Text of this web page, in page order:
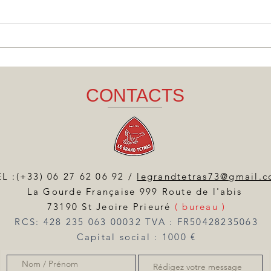
plastiqueCONTACTS
:(+33) 06 27 62 06 92 /
La Gourde Française 999 Route de l'abis
73190 St Jeoire Prieuré ( bureau )
RCS: 428 235 063 00032 TVA : FR50428235063
Capital social : 1000 €